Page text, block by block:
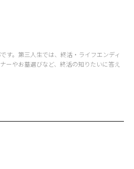
す。第三人生では、終活・ライフエンディ
ーやお墓選びなど、終活の知りたいに答え